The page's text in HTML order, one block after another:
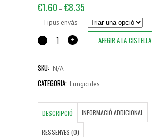
€1.60 – €8.35
Tipus envàs
AFEGIR A LA CISTELLA
SKU: N/A
CATEGORIA: Fungicides
DESCRIPCIÓ INFORMACIÓ ADDICIONAL
RESSENYES (0)